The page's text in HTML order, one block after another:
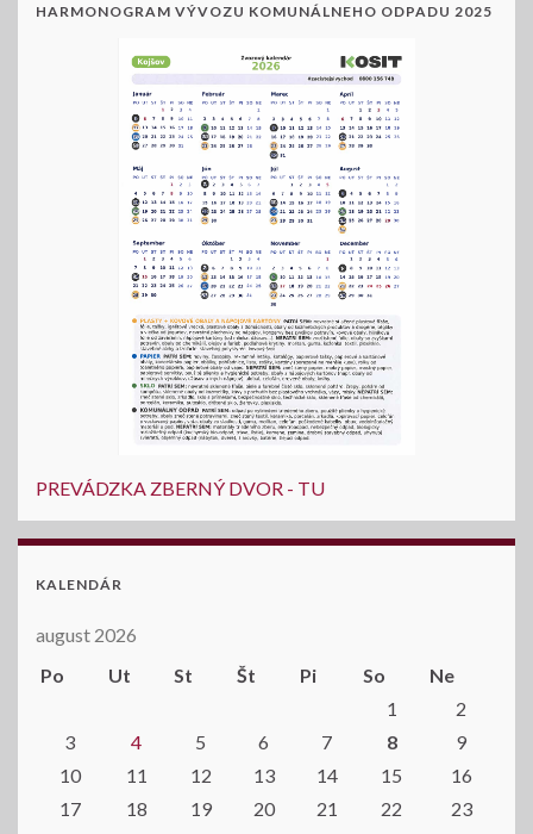
HARMONOGRAM VÝVOZU KOMUNÁLNEHO ODPADU 2025
PREVÁDZKA ZBERNÝ DVOR - TU
KALENDÁR
august 2026
Po
Ut St Št Pi So
Ne
1
2
3
4 5 6 7 8
9
10
11 12 13 14 15
16
17
18 19 20 21 22
23